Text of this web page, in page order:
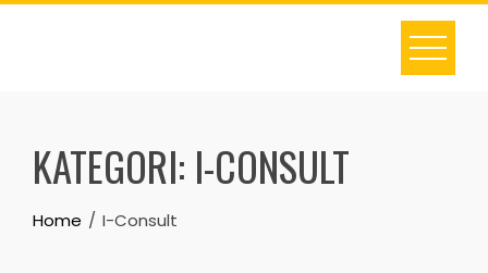
Skip
KATEGORI: I-CONSULT
Home I-Consult